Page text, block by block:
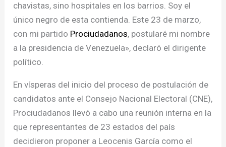
chavistas, sino hospitales en los barrios. Soy el
único negro de esta contienda. Este 23 de marzo,
con mi partido Prociudadanos, postularé mi nombre
a la presidencia de Venezuela», declaró el dirigente
político.
En vísperas del inicio del proceso de postulación de
candidatos ante el Consejo Nacional Electoral (CNE),
Prociudadanos llevó a cabo una reunión interna en la
que representantes de 23 estados del país
decidieron proponer a Leocenis García como el